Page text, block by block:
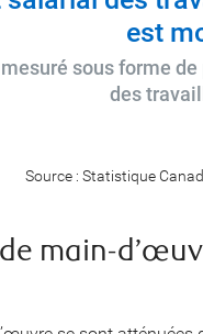
est
sous forme
des
Source : Statistique
main-